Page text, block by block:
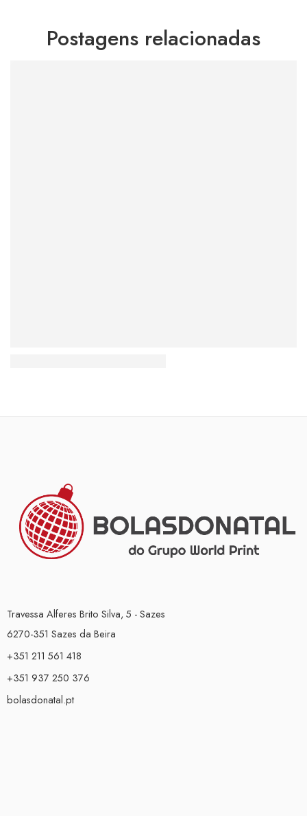
Postagens relacionadas
Travessa Alferes Brito Silva, 5 - Sazes
6270-351 Sazes da Beira
+351 211 561 418
+351 937 250 376
bolasdonatal.pt